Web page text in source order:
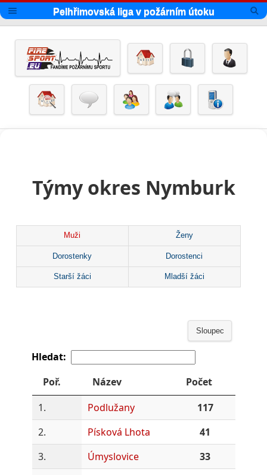
Pelhřimovská liga v požárním útoku
Týmy okres Nymburk
Muži Ženy
Dorostenky Dorostenci
Starší žáci Mladší žáci
Sloupec
Hledat:
Poř.
Název
Počet
1.
Podlužany
117
2.
Písková Lhota
41
3.
Úmyslovice
33